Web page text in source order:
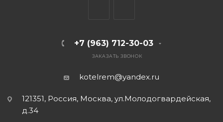
+7 (963) 712-30-03
ЗАКАЗАТЬ ЗВОНОК
kotelrem@yandex.ru
121351, Россия, Москва, ул.Молодогвардейская,
д.34